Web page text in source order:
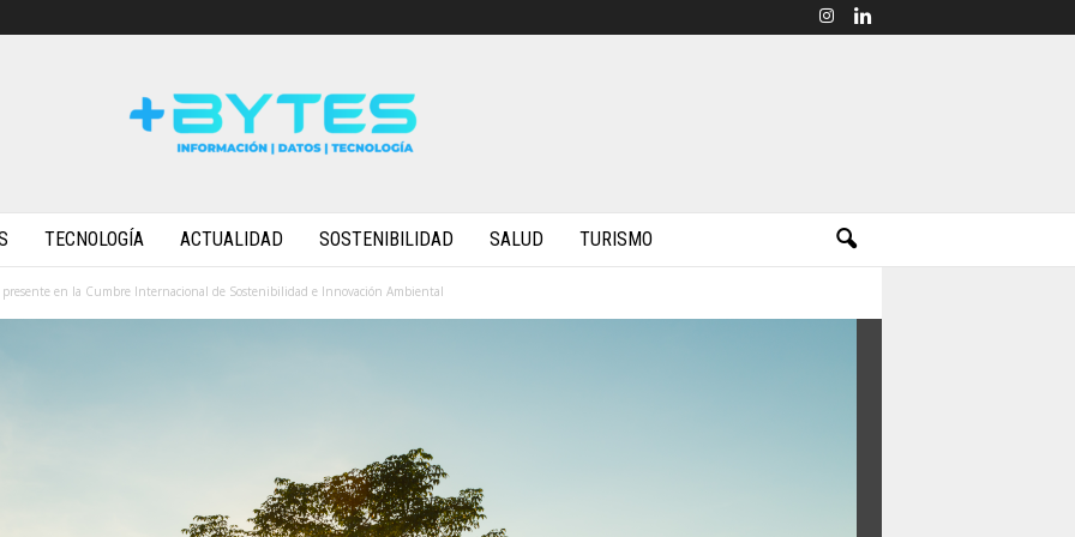
TECNOLOGÍA ACTUALIDAD SOSTENIBILIDAD SALUD TURISMO
presente en la Cumbre Internacional de Sostenibilidad e Innovación Ambiental